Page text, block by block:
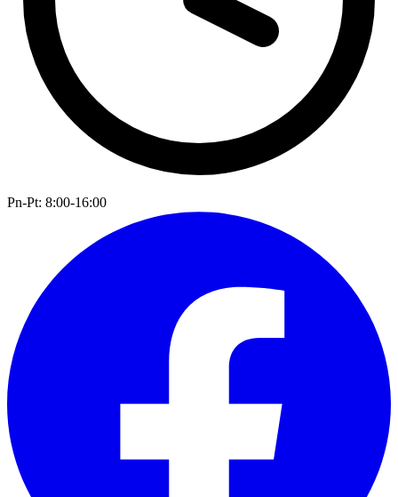
Pn-Pt: 8:00-16:00